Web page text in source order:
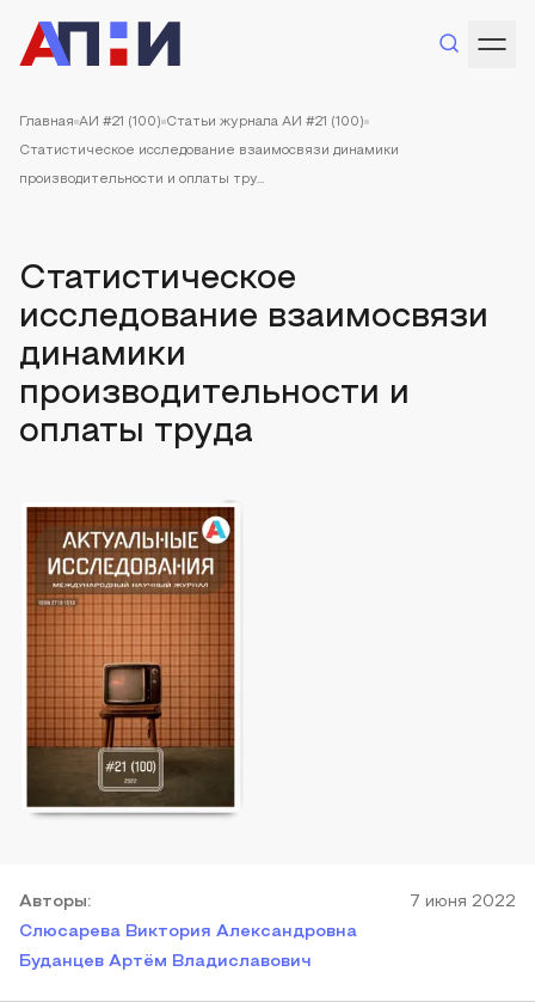
Главная АИ #21 (100) Статьи журнала АИ #21 (100)
Статистическое исследование взаимосвязи динамики
производительности и оплаты тру...
Статистическое
исследование взаимосвязи
динамики
производительности и
оплаты труда
Авторы:
Слюсарева Виктория Александровна
Буданцев Артём Владиславович
7 июня 2022